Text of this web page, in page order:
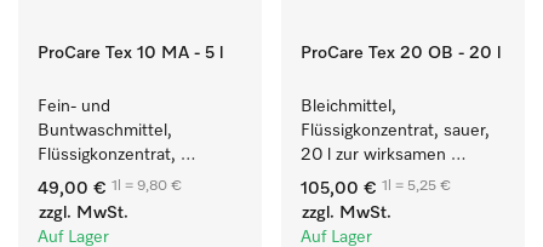
ProCare Tex 10 MA - 5 l
Fein- und
Buntwaschmittel,
Flüssigkonzentrat,
mildalkalisch, 5 l zur
Reinigung von
Buntwäsche und
49,00 € 1l = 9,80 €
zzgl. MwSt.
Auf Lager
ProCare Tex 20 OB - 20 l
Bleichmittel,
Flüssigkonzentrat, sauer,
20 l zur wirksamen
Entfernung von
hartnäckigen Flecken.
105,00 € 1l = 5,25 €
zzgl. MwSt.
Auf Lager